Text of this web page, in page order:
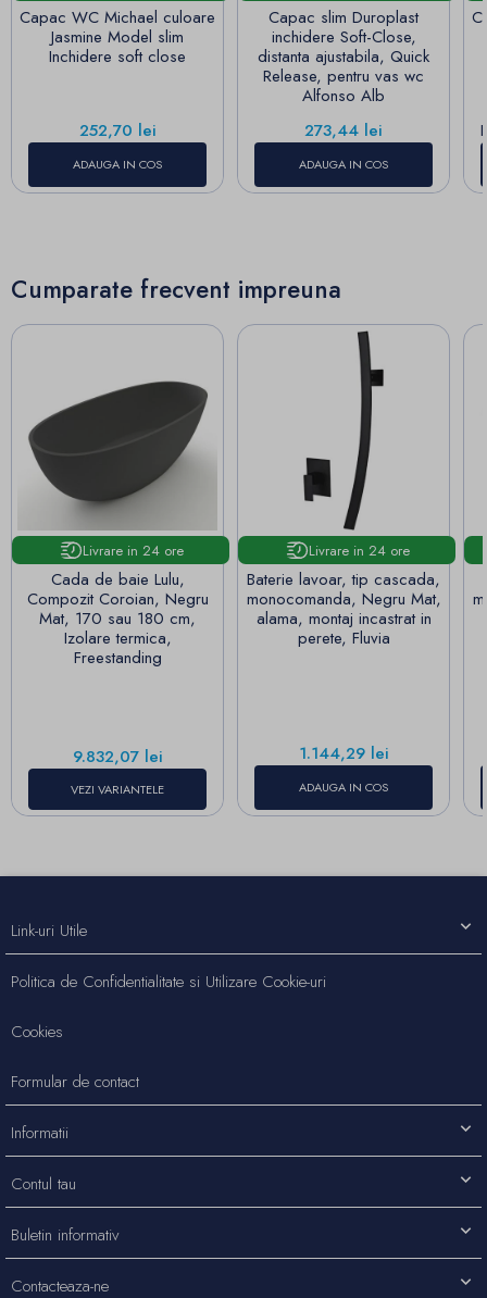
Capac WC Michael culoare
Jasmine Model slim
Inchidere soft close
Pret
252,70 lei
ADAUGA IN COS
Capac slim Duroplast
inchidere Soft-Close,
distanta ajustabila, Quick
Release, pentru vas wc
Alfonso Alb
Pret
273,44 lei
ADAUGA IN COS
Cumparate frecvent impreuna
Livrare in 24 ore
Cada de baie Lulu,
Compozit Coroian, Negru
Mat, 170 sau 180 cm,
Izolare termica,
Freestanding
Pret
9.832,07 lei
VEZI VARIANTELE
Livrare in 24 ore
Baterie lavoar, tip cascada,
monocomanda, Negru Mat,
alama, montaj incastrat in
perete, Fluvia
Pret
1.144,29 lei
ADAUGA IN COS
Contacteaza-ne
Link-uri Utile
Politica de Confidentialitate si Utilizare Cookie-uri
Cookies
Formular de contact
Informatii
Contul tau
Buletin informativ